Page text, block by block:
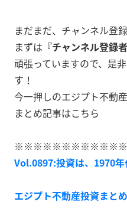
まだまだ、チャンネル登
まずは 『チャンネル登録
頑張っていますので、是
す！
今一押しのエジプト不動
まとめ記事はこちら
Vol.0897:投資は、1970
エジプト不動産投資まとめ